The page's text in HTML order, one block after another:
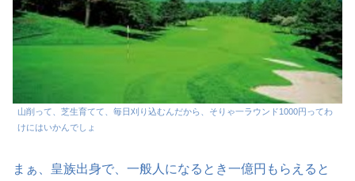
山削って、芝生育てて、毎日刈り込むんだから、そりゃ一ラウンド1000円ってわ
けにはいかんでしょ
まぁ、皇族出身で、一般人になるとき一億円もらえると